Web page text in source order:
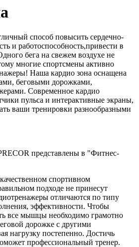
способ повысить сердечно-
и работоспособность,привести в
бега на свежем воздухе не
многие спортсмены активно
Наша кардио зона оснащена
беговыми дорожками,
Современное кардио
пульса и интерактивные экраны,
ваши тренировки разнообразными
представлены в "Фитнес-
спортивном
подходе не принесут
отличаются по типу
эффективности. Чтобы
все мышцы необходимо грамотно
дорожке с другими
нагрузку постепенно. Достичь
профессиональный тренер.